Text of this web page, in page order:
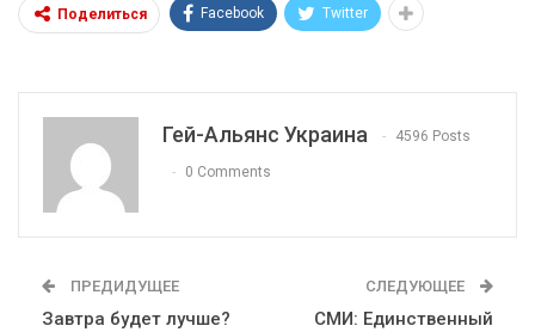
Поделиться Facebook Twitter
Гей-Альянс Украина 4596 Posts
0 Comments
ПРЕДИДУЩЕЕ
Завтра будет лучше?
СЛЕДУЮЩЕЕ
СМИ: Единственный